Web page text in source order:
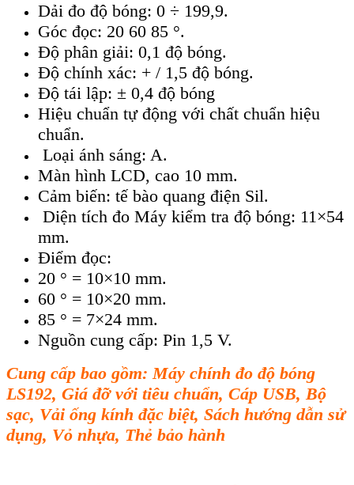
Dải đo độ bóng: 0 ÷ 199,9.
Góc đọc: 20 60 85 °.
Độ phân giải: 0,1 độ bóng.
Độ chính xác: + / 1,5 độ bóng.
Độ tái lập: ± 0,4 độ bóng
Hiệu chuẩn tự động với chất chuẩn hiệu
chuẩn.
Loại ánh sáng: A.
Màn hình LCD, cao 10 mm.
Cảm biến: tế bào quang điện Sil.
Diện tích đo Máy kiểm tra độ bóng: 11×54
mm.
Điểm đọc:
20 ° = 10×10 mm.
60 ° = 10×20 mm.
85 ° = 7×24 mm.
Nguồn cung cấp: Pin 1,5 V.
Cung cấp bao gồm: Máy chính đo độ bóng
LS192, Giá đỡ với tiêu chuẩn, Cáp USB, Bộ
sạc, Vải ống kính đặc biệt, Sách hướng dẫn sử
dụng, Vỏ nhựa, Thẻ bảo hành